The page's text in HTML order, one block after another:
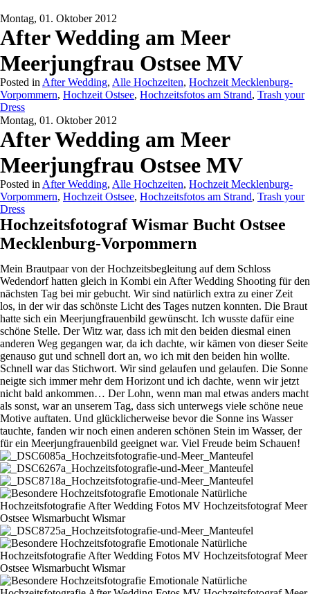
Montag, 01. Oktober 2012
After Wedding am Meer
Meerjungfrau Ostsee MV
Posted in After Wedding, Alle Hochzeiten, Hochzeit Mecklenburg-
Vorpommern, Hochzeit Ostsee, Hochzeitsfotos am Strand, Trash your
Dress
Montag, 01. Oktober 2012
After Wedding am Meer
Meerjungfrau Ostsee MV
Posted in After Wedding, Alle Hochzeiten, Hochzeit Mecklenburg-
Vorpommern, Hochzeit Ostsee, Hochzeitsfotos am Strand, Trash your
Dress
Hochzeitsfotograf Wismar Bucht Ostsee
Mecklenburg-Vorpommern
Mein Brautpaar von der Hochzeitsbegleitung auf dem Schloss
Wedendorf hatten gleich in Kombi ein After Wedding Shooting für den
nächsten Tag bei mir gebucht. Wir sind natürlich extra zu einer Zeit
los, in der wir das schönste Licht des Tages nutzen konnten. Die Braut
hatte sich ein Meerjungfrauenbild gewünscht. Ich wusste dafür eine
schöne Stelle. Der Witz war, dass ich mit den beiden diesmal einen
anderen Weg gegangen war, da ich dachte, wir kämen von dieser Seite
genauso gut und schnell dort an, wo ich mit den beiden hin wollte.
Schnell war das Stichwort. Wir sind gelaufen und gelaufen. Die Sonne
neigte sich immer mehr dem Horizont und ich dachte, wenn wir jetzt
nicht bald ankommen… Der Lohn, wenn man mal etwas anders macht
als sonst, war an unserem Tag, dass sich unterwegs viele schöne neue
Motive auftaten. Und glücklicherweise bevor die Sonne ins Wasser
tauchte, fanden wir noch einen anderen schönen Stein im Wasser, der
für ein Meerjungfrauenbild geeignet war. Viel Freude beim Schauen!